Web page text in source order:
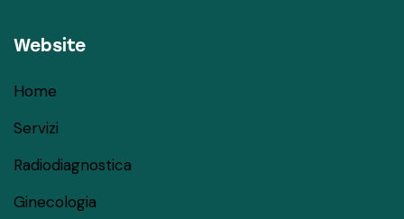
Website
Home
Servizi
Radiodiagnostica
Ginecologia